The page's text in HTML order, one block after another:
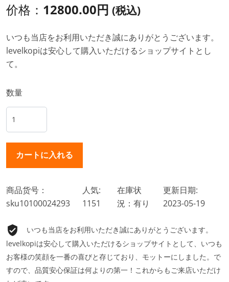
价格： 12800.00円 (税込)
いつも当店をお利用いただき誠にありがとうございます。
levelkopiは安心して購入いただけるショップサイトとし
て。
数量
商品货号：
sku10100024293
人気:
1151
在庫状
況：有り
更新日期:
2023-05-19
いつも当店をお利用いただき誠にありがとうございます。
levelkopiは安心して購入いただけるショップサイトとして、いつも
お客様の笑顔を一番の喜びと存じており、モットーにしました。で
すので、品質安心保証は何よりの第一！これからもご来店いただけ